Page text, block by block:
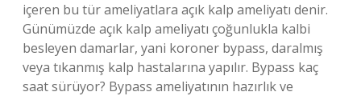
içeren bu tür ameliyatlara açık kalp ameliyatı denir.
Günümüzde açık kalp ameliyatı çoğunlukla kalbi
besleyen damarlar, yani koroner bypass, daralmış
veya tıkanmış kalp hastalarına yapılır. Bypass kaç
saat sürüyor? Bypass ameliyatının hazırlık ve